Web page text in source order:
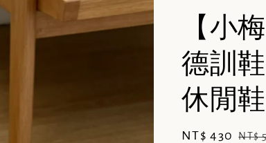
【小
德訓
休閒鞋
Sale
NT$ 430 NT$